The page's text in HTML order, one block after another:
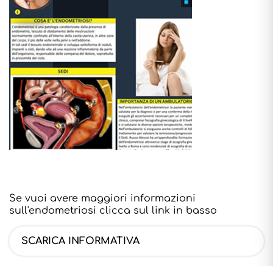
Se vuoi avere maggiori informazioni
sull'endometriosi clicca sul link in basso
SCARICA INFORMATIVA